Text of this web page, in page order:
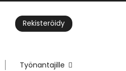
Rekisteröidy
Työnantajille